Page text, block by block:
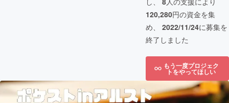
120,280円の資金を集
め、 2022/11/24に募集を
終了しました
もう一度プロジェク
トをやってほしい